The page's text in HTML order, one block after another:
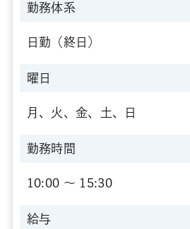
勤務体系
日勤（終日）
曜日
月、火、金、土、日
勤務時間
10:00 〜 15:30
給与